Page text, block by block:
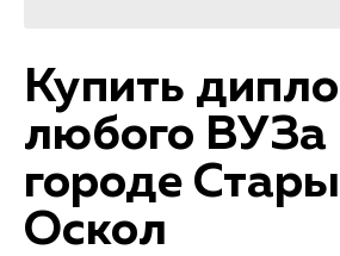
Купить
любого
городе
Оскол